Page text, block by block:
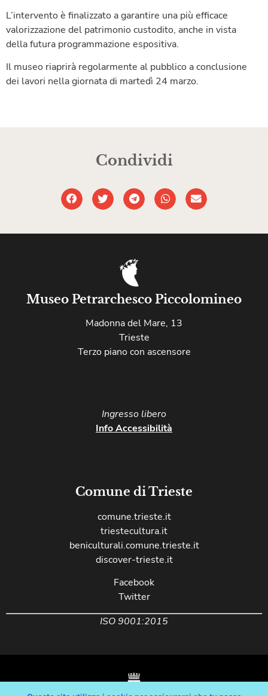
L’intervento è finalizzato a garantire una più efficace
valorizzazione del patrimonio custodito, anche in vista
della futura programmazione espositiva.
Il museo riaprirà regolarmente al pubblico a conclusione
dei lavori nella giornata di martedì 24 marzo.
Condividi
Museo Petrarchesco Piccolomineo
Madonna del Mare, 13
Trieste
Terzo piano con ascensore
Ingresso libero​
Info Accessibilità
Comune di Trieste
comune.trieste.it
triestecultura.it
beniculturali.comune.trieste.it
discover-trieste.it
Facebook
Twitter
ISO 9001:2015